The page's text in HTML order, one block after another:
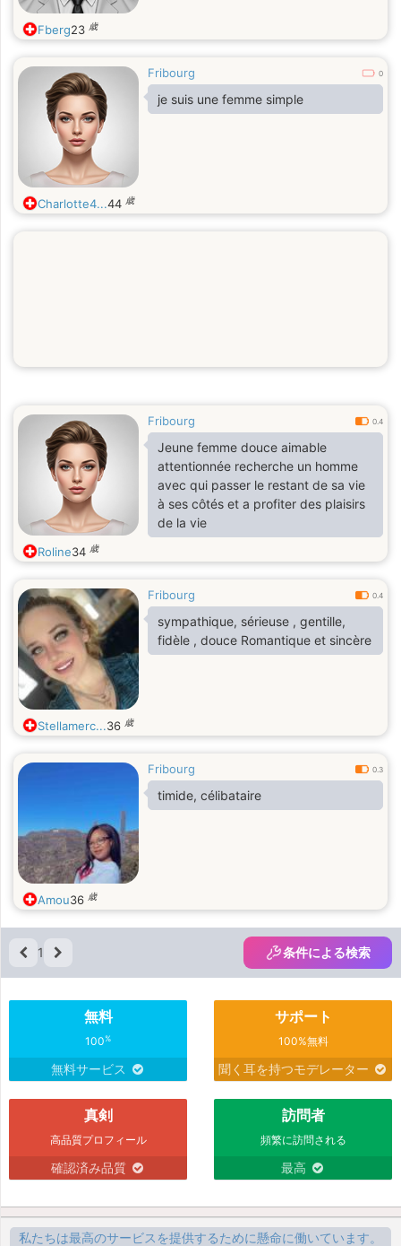
Fberg23 歳
Fribourg 0
je suis une femme simple
Charlotte4...44 歳
Fribourg 0.4
Jeune femme douce aimable
attentionnée recherche un homme
avec qui passer le restant de sa vie
à ses côtés et a profiter des plaisirs
de la vie
Roline34 歳
Fribourg 0.4
sympathique, sérieuse , gentille,
fidèle , douce Romantique et sincère
Stellamerc...36 歳
Fribourg 0.3
timide, célibataire
Amou36 歳
1 条件による検索
無料
100%
無料サービス
サポート
100%無料
聞く耳を持つモデレーター
真剣
高品質プロフィール
確認済み品質
訪問者
頻繁に訪問される
最高
私たちは最高のサービスを提供するために懸命に働いています。